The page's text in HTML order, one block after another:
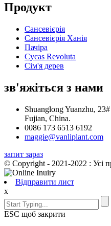
Продукт
Сансевієрія
Сансевієрія Ханія
Пачіра
Cycas Revoluta
Сім'я дерев
зв'яжіться з нами
Shuanglong Yuanzhu,
Fujian, China.
0086 173 6513 6192
maggie@vanliplant.com
запит зараз
© Copyright - 2021-2022 : Усі
Відправити лист
x
ESC щоб закрити